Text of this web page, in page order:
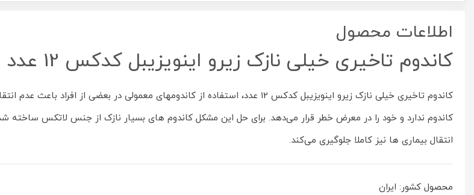
اطلاعات محصول
کاندوم تاخیری خیلی نازک زیرو اینویزیبل کدکس 12 عدد
کاندوم تاخیری خیلی نازک زیرو اینویزیبل کدکس 12 عدد، استفاده از کاندومهای معمولی
کاندوم ندارد و خود را در معرض خطر قرار می‌دهد. برای حل این مشکل کاندوم های بسیار نازک از جنس لاتکس
انتقال بیماری ها نیز کاملا جلوگیری می‌کند.
محصول کشور: ایران